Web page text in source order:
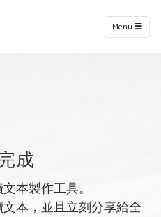
Menu
成
本製作工具。
本，並且立刻分享給全